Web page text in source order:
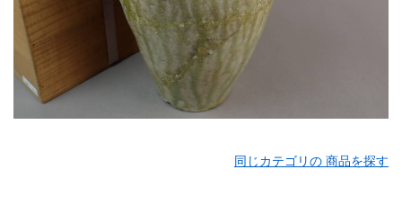
同じカテゴリの 商品を探す